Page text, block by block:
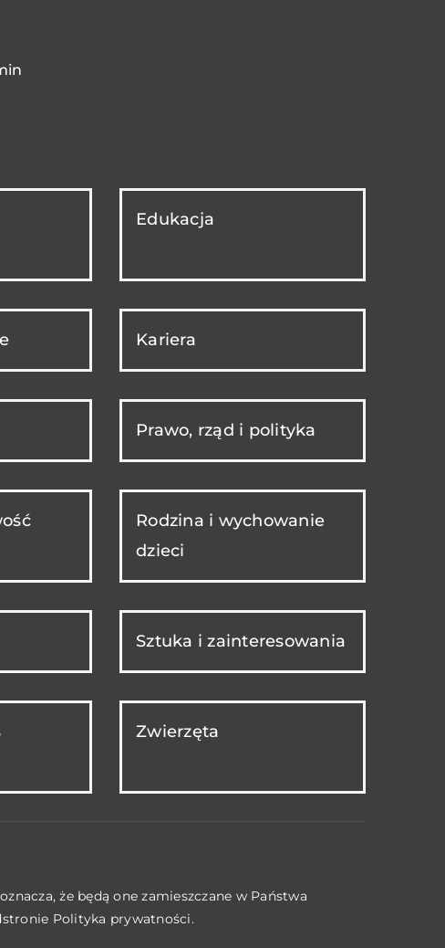
Edukacja
Kariera
Prawo, rząd i polityka
Rodzina i wychowanie
dzieci
Sztuka i zainteresowania
Zwierzęta
że będą one zamieszczane w Państwa
Polityka prywatności.